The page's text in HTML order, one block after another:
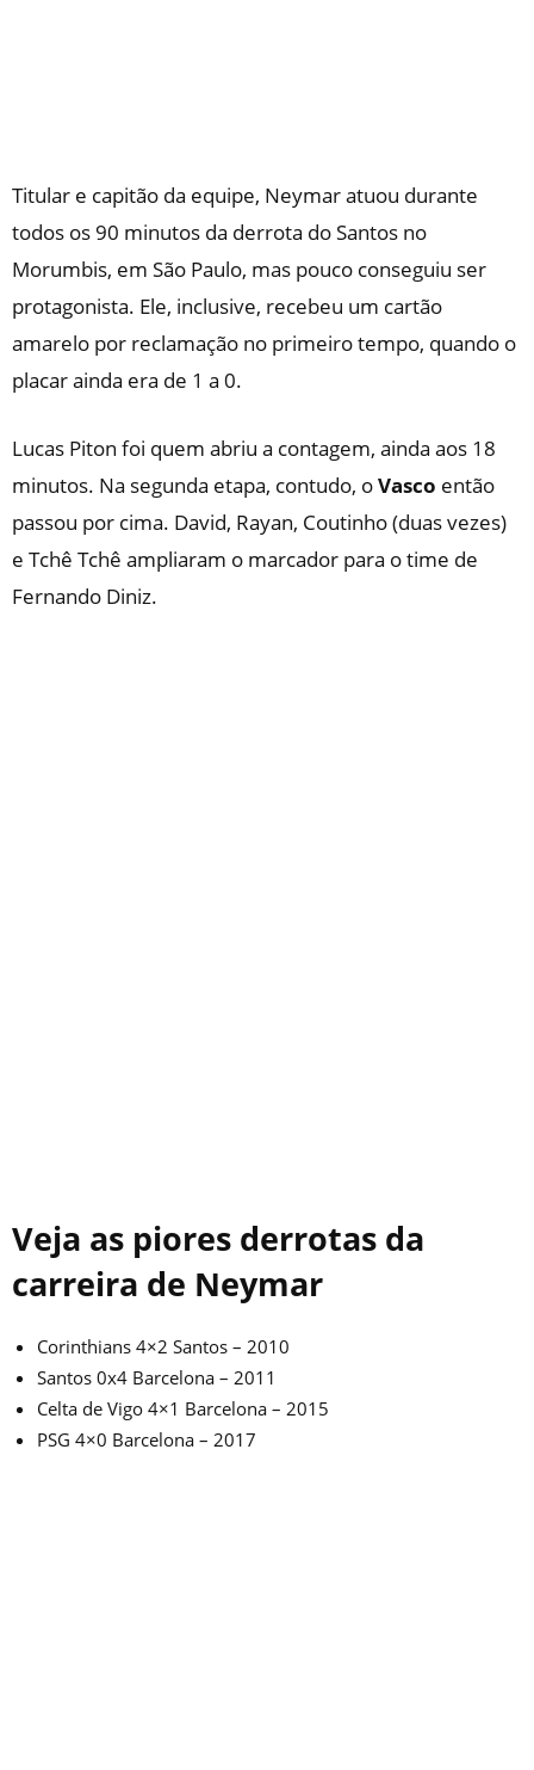
Titular e capitão da equipe, Neymar atuou durante
todos os 90 minutos da derrota do Santos no
Morumbis, em São Paulo, mas pouco conseguiu ser
protagonista. Ele, inclusive, recebeu um cartão
amarelo por reclamação no primeiro tempo, quando o
placar ainda era de 1 a 0.
Lucas Piton foi quem abriu a contagem, ainda aos 18
minutos. Na segunda etapa, contudo, oVasco então
passou por cima. David, Rayan, Coutinho (duas vezes)
e Tchê Tchê ampliaram o marcador para o time de
Fernando Diniz.
Veja as piores derrotas da
carreira de Neymar
Corinthians 4×2 Santos – 2010
Santos 0x4 Barcelona – 2011
Celta de Vigo 4×1 Barcelona – 2015
PSG 4×0 Barcelona – 2017